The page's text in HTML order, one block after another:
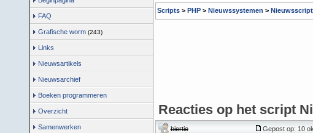
FAQ
Grafische worm (243)
Links
Nieuwsartikels
Nieuwsarchief
Boeken programmeren
Overzicht
Samenwerken
Scripts> PHP> Nieuwssystemen >
Reacties op het script
biertie
Gepost op: 10